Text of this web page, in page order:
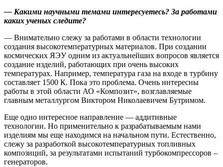
— Какими научными темами интересуетесь? За работами
каких ученых следите?
— Внимательно слежу за работами в области технологии
создания высокотемпературных материалов. При создании
космических ЯЭУ одним из актуальнейших вопросов является
создание изделий, работающих при очень высоких
температурах. Например, температура газа на входе в турбину
составляет 1500 К. Пока это проблема. Очень интересны
работы в этой области АО «Композит», возглавляемые
главным металлургом Виктором Николаевичем Бутримом.
Еще одно интересное направление — аддитивные
технологии. Но применительно к разрабатываемым нами
изделиям мы еще находимся на начальном пути. Естественно,
слежу за разработкой высокотемпературных топливных
композиций, за результатами испытаний турбокомпрессоров –
генераторов.